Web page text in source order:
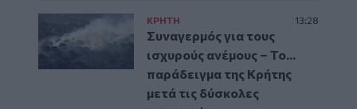
ΚΡΗΤΗ 13:28
Συναγερμός για τους
ισχυρούς ανέμους – Το...
παράδειγμα της Κρήτης
μετά τις δύσκολες